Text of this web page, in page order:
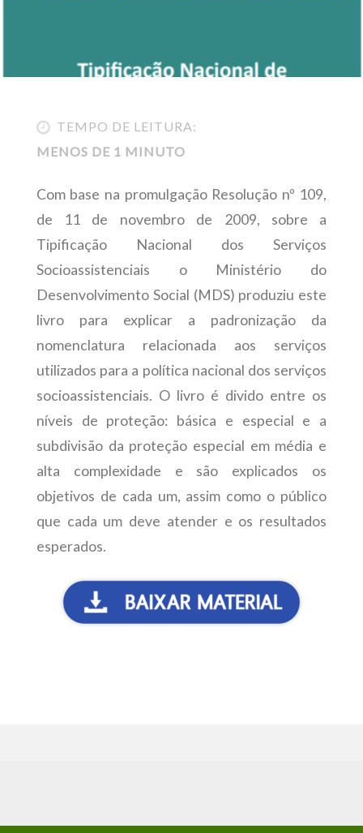
TEMPO DE LEITURA:
MENOS DE 1 MINUTO
Com base na promulgação Resolução nº 109,
de 11 de novembro de 2009, sobre a
Tipificação Nacional dos Serviços
Socioassistenciais o Ministério do
Desenvolvimento Social (MDS) produziu este
livro para explicar a padronização da
nomenclatura relacionada aos serviços
utilizados para a política nacional dos serviços
socioassistenciais. O livro é divido entre os
níveis de proteção: básica e especial e a
subdivisão da proteção especial em média e
alta complexidade e são explicados os
objetivos de cada um, assim como o público
que cada um deve atender e os resultados
esperados.